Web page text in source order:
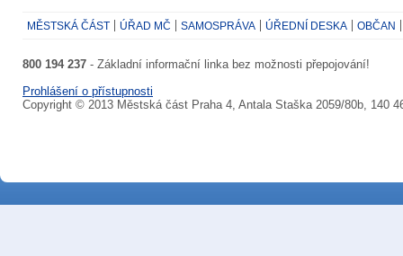
MĚSTSKÁ ČÁST ÚŘAD MČ SAMOSPRÁVA ÚŘEDNÍ DESKA OBČAN
800 194 237 - Základní informační linka bez možnosti přepojování!
Prohlášení o přístupnosti
Copyright © 2013 Městská část Praha 4, Antala Staška 2059/80b, 140